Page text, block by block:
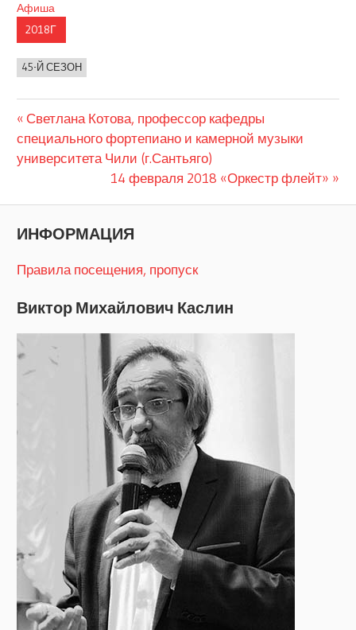
Афиша
2018Г
45-Й СЕЗОН
Навигация
по
Предыдущая
запись:
Светлана Котова, профессор кафедры
специального фортепиано и камерной музыки
университета Чили (г.Сантьяго)
Следующая
14 февраля 2018 «Оркестр флейт»
ИНФОРМАЦИЯ
Правила посещения, пропуск
Виктор Михайлович Каслин